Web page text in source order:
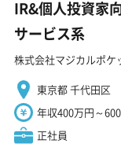
IR&個人投資家
サービス系
株式会社マジカルポケ
東京都 千代田区
年収400万円～
正社員